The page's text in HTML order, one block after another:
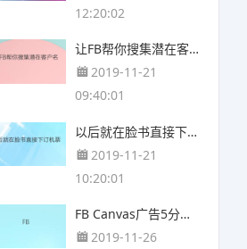
12:20:02
让FB帮你搜集潜在客户名单！
2019-11-21
09:40:01
以后就在脸书直接下订机票吧!
2019-11-21
10:20:01
FB Canvas广告5分钟上手！
2019-11-26